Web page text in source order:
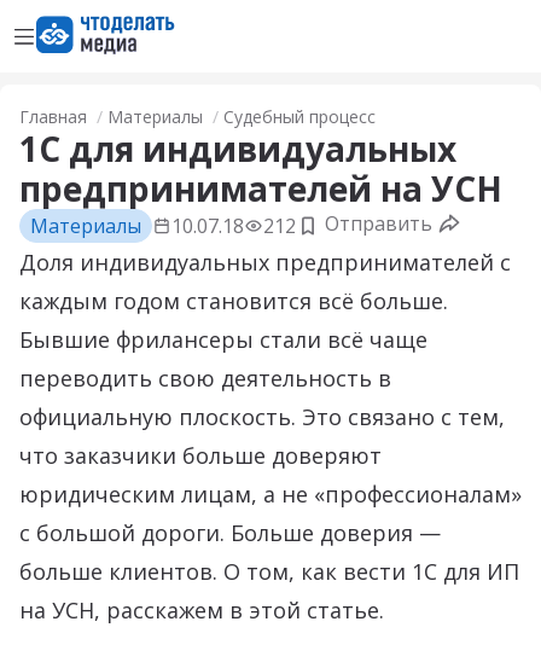
Открыть менюПерейти на главную страницу
Главная Материалы Судебный процесс
1С для индивидуальных
предпринимателей на УСН
Материалы 10.07.18 212 Добавить в закладки
Отправить
Доля индивидуальных предпринимателей с
каждым годом становится всё больше.
Бывшие фрилансеры стали всё чаще
переводить свою деятельность в
официальную плоскость. Это связано с тем,
что заказчики больше доверяют
юридическим лицам, а не «профессионалам»
с большой дороги. Больше доверия —
больше клиентов. О том, как вести 1С для ИП
на УСН, расскажем в этой статье.